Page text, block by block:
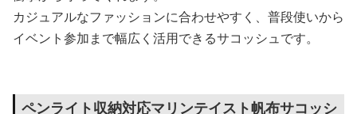
カジュアルなファッションに合わせやすく、普段使いから
イベント参加まで幅広く活用できるサコッシュです。
ペンライト収納対応マリンテイスト帆布サコッシ